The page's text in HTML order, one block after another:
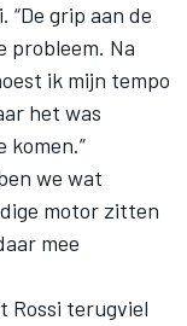
“De grip aan de
probleem. Na
ik mijn tempo
het was
komen.”
we wat
motor zitten
mee
Rossi terugviel